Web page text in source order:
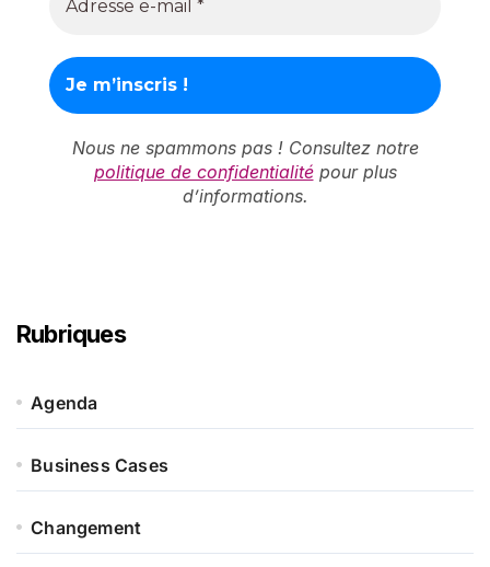
Nous ne spammons pas ! Consultez notre
politique de confidentialitépour plus
d’informations.
Rubriques
Agenda
Business Cases
Changement